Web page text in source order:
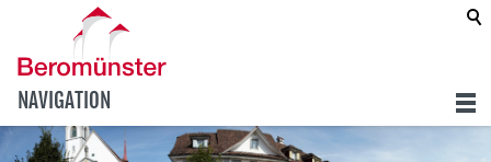
NAVIGATION